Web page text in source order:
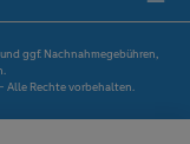
und ggf. Nachnahmegebühren,
Alle Rechte vorbehalten.